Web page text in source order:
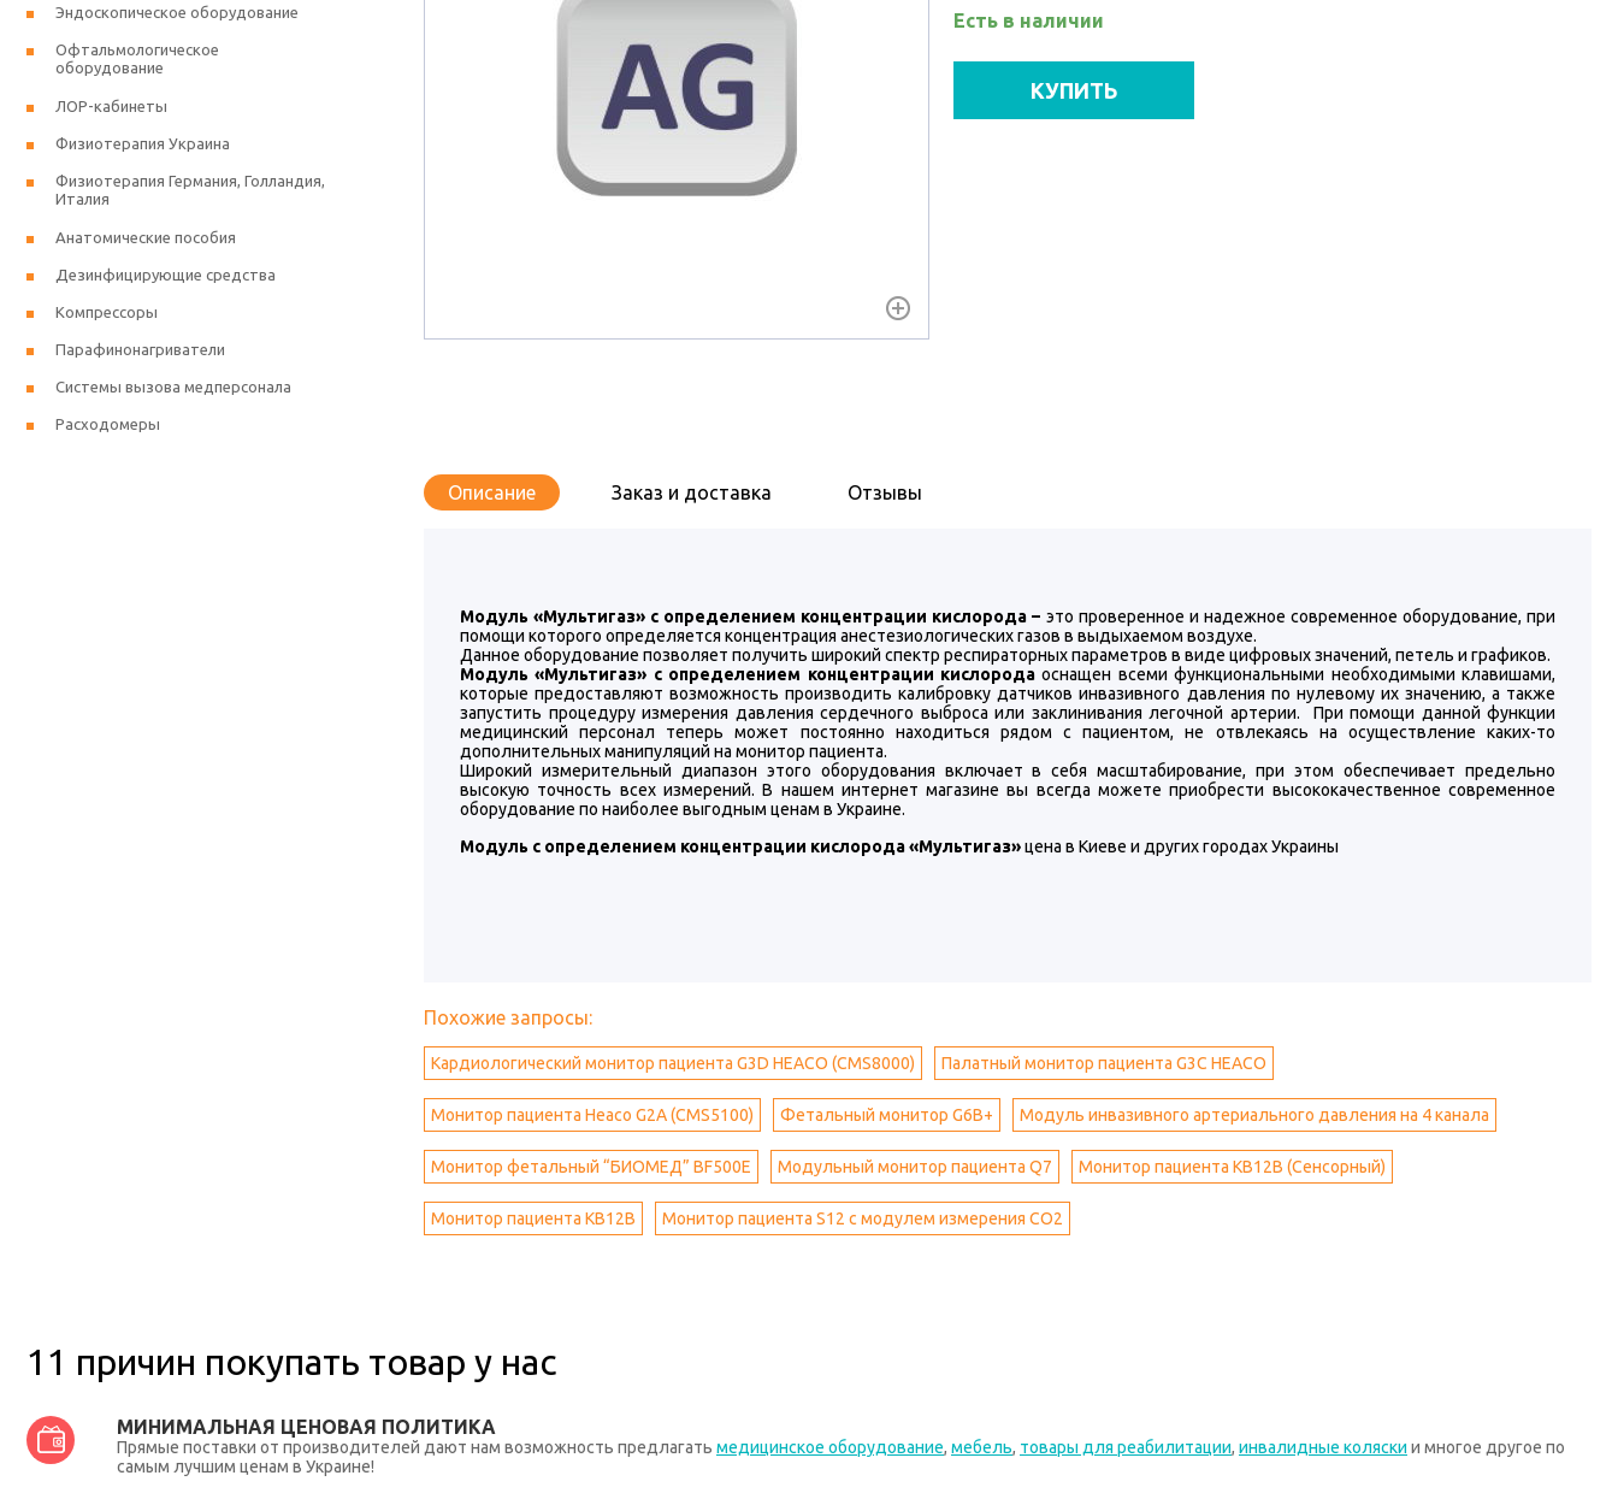
Есть в наличии
КУПИТЬ
Описание Заказ и доставка Отзывы
Модуль «Мультигаз» с определением концентрации кислорода – это проверенное и надежное современное оборудование, при
помощи которого определяется концентрация анестезиологических газов в выдыхаемом воздухе.
Данное оборудование позволяет получить широкий спектр респираторных параметров в виде цифровых значений, петель и графиков.
Модуль «Мультигаз» с определением концентрации кислорода оснащен всеми функциональными необходимыми клавишами,
которые предоставляют возможность производить калибровку датчиков инвазивного давления по нулевому их значению, а также
запустить процедуру измерения давления сердечного выброса или заклинивания легочной артерии. При помощи данной функции
медицинский персонал теперь может постоянно находиться рядом с пациентом, не отвлекаясь на осуществление каких-то
дополнительных манипуляций на монитор пациента.
Широкий измерительный диапазон этого оборудования включает в себя масштабирование, при этом обеспечивает предельно
высокую точность всех измерений. В нашем интернет магазине вы всегда можете приобрести высококачественное современное
оборудование по наиболее выгодным ценам в Украине.
Модуль с определением концентрации кислорода «Мультигаз»цена в Киеве и других городах Украины
Похожие запросы:
Кардиологический монитор пациента G3D HEACO (CMS8000) Палатный монитор пациента G3C HEACO
Монитор пациента Heaco G2A (CMS5100) Фетальный монитор G6B+ Модуль инвазивного артериального давления на 4 канала
Монитор фетальный “БИОМЕД” BF500Е Модульный монитор пациента Q7 Монитор пациента KB12B (Сенсорный)
Монитор пациента KB12B Монитор пациента S12 с модулем измерения CO2
Эндоскопическое оборудование
Офтальмологическое
оборудование
ЛОР-кабинеты
Физиотерапия Украина
Физиотерапия Германия, Голландия,
Италия
Анатомические пособия
Дезинфицирующие средства
Компрессоры
Парафинонагриватели
Системы вызова медперсонала
Расходомеры
11 причин покупать товар у нас
МИНИМАЛЬНАЯ ЦЕНОВАЯ ПОЛИТИКА
Прямые поставки от производителей дают нам возможность предлагать медицинское оборудование, мебель, товары для реабилитации, инвалидные коляски и многое другое по
самым лучшим ценам в Украине!